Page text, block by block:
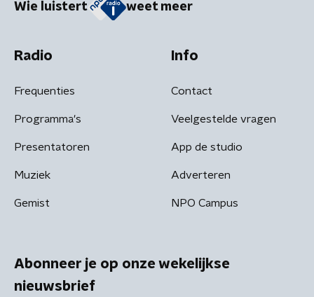
Wie luistert weet meer
Radio
Frequenties
Programma's
Presentatoren
Muziek
Gemist
Info
Contact
Veelgestelde vragen
App de studio
Adverteren
NPO Campus
Abonneer je op onze wekelijkse
nieuwsbrief